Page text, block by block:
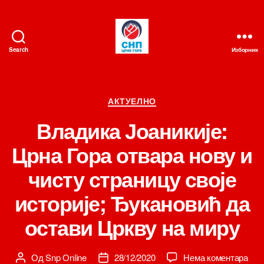
Search Изборник
Категорије
АКТУЕЛНО
Владика Јоаникије:
Црна Гора отвара нову и
чисту страницу своје
историје; Ђукановић да
остави Цркву на миру
Аутор
ОдSnp Online
Датум28/12/2020 Нема коментарана